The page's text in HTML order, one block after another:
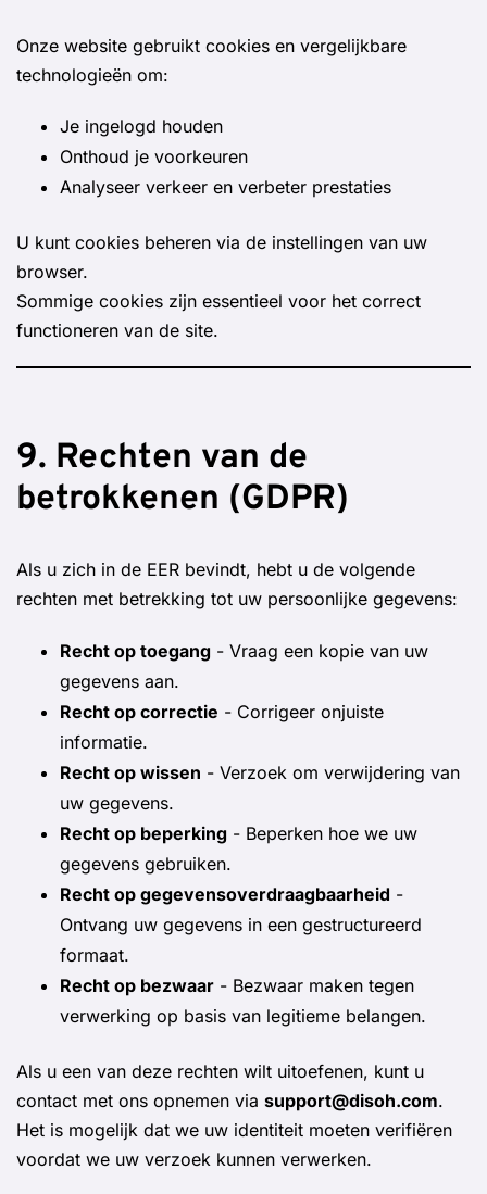
Onze website gebruikt cookies en vergelijkbare
technologieën om:
Je ingelogd houden
Onthoud je voorkeuren
Analyseer verkeer en verbeter prestaties
U kunt cookies beheren via de instellingen van uw
browser.
Sommige cookies zijn essentieel voor het correct
functioneren van de site.
9. Rechten van de
betrokkenen (GDPR)
Als u zich in de EER bevindt, hebt u de volgende
rechten met betrekking tot uw persoonlijke gegevens:
Recht op toegang - Vraag een kopie van uw
gegevens aan.
Recht op correctie - Corrigeer onjuiste
informatie.
Recht op wissen - Verzoek om verwijdering van
uw gegevens.
Recht op beperking - Beperken hoe we uw
gegevens gebruiken.
Recht op gegevensoverdraagbaarheid -
Ontvang uw gegevens in een gestructureerd
formaat.
Recht op bezwaar - Bezwaar maken tegen
verwerking op basis van legitieme belangen.
Als u een van deze rechten wilt uitoefenen, kunt u
contact met ons opnemen via support@disoh.com.
Het is mogelijk dat we uw identiteit moeten verifiëren
voordat we uw verzoek kunnen verwerken.